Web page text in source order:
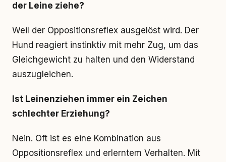
der Leine ziehe?
Weil der Oppositionsreflex ausgelöst wird. Der
Hund reagiert instinktiv mit mehr Zug, um das
Gleichgewicht zu halten und den Widerstand
auszugleichen.
Ist Leinenziehen immer ein Zeichen
schlechter Erziehung?
Nein. Oft ist es eine Kombination aus
Oppositionsreflex und erlerntem Verhalten. Mit